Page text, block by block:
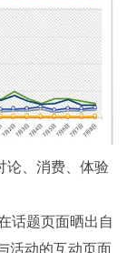
论、消费、体验
话题页面晒出自
活动的互动页面